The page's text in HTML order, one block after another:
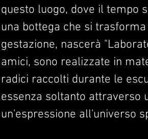
questo luogo, dove il tempo
una bottega che si
gestazione, nascerà
amici, sono realizzate in
radici raccolti durante le
essenza soltanto attraverso
un'espressione all'universo